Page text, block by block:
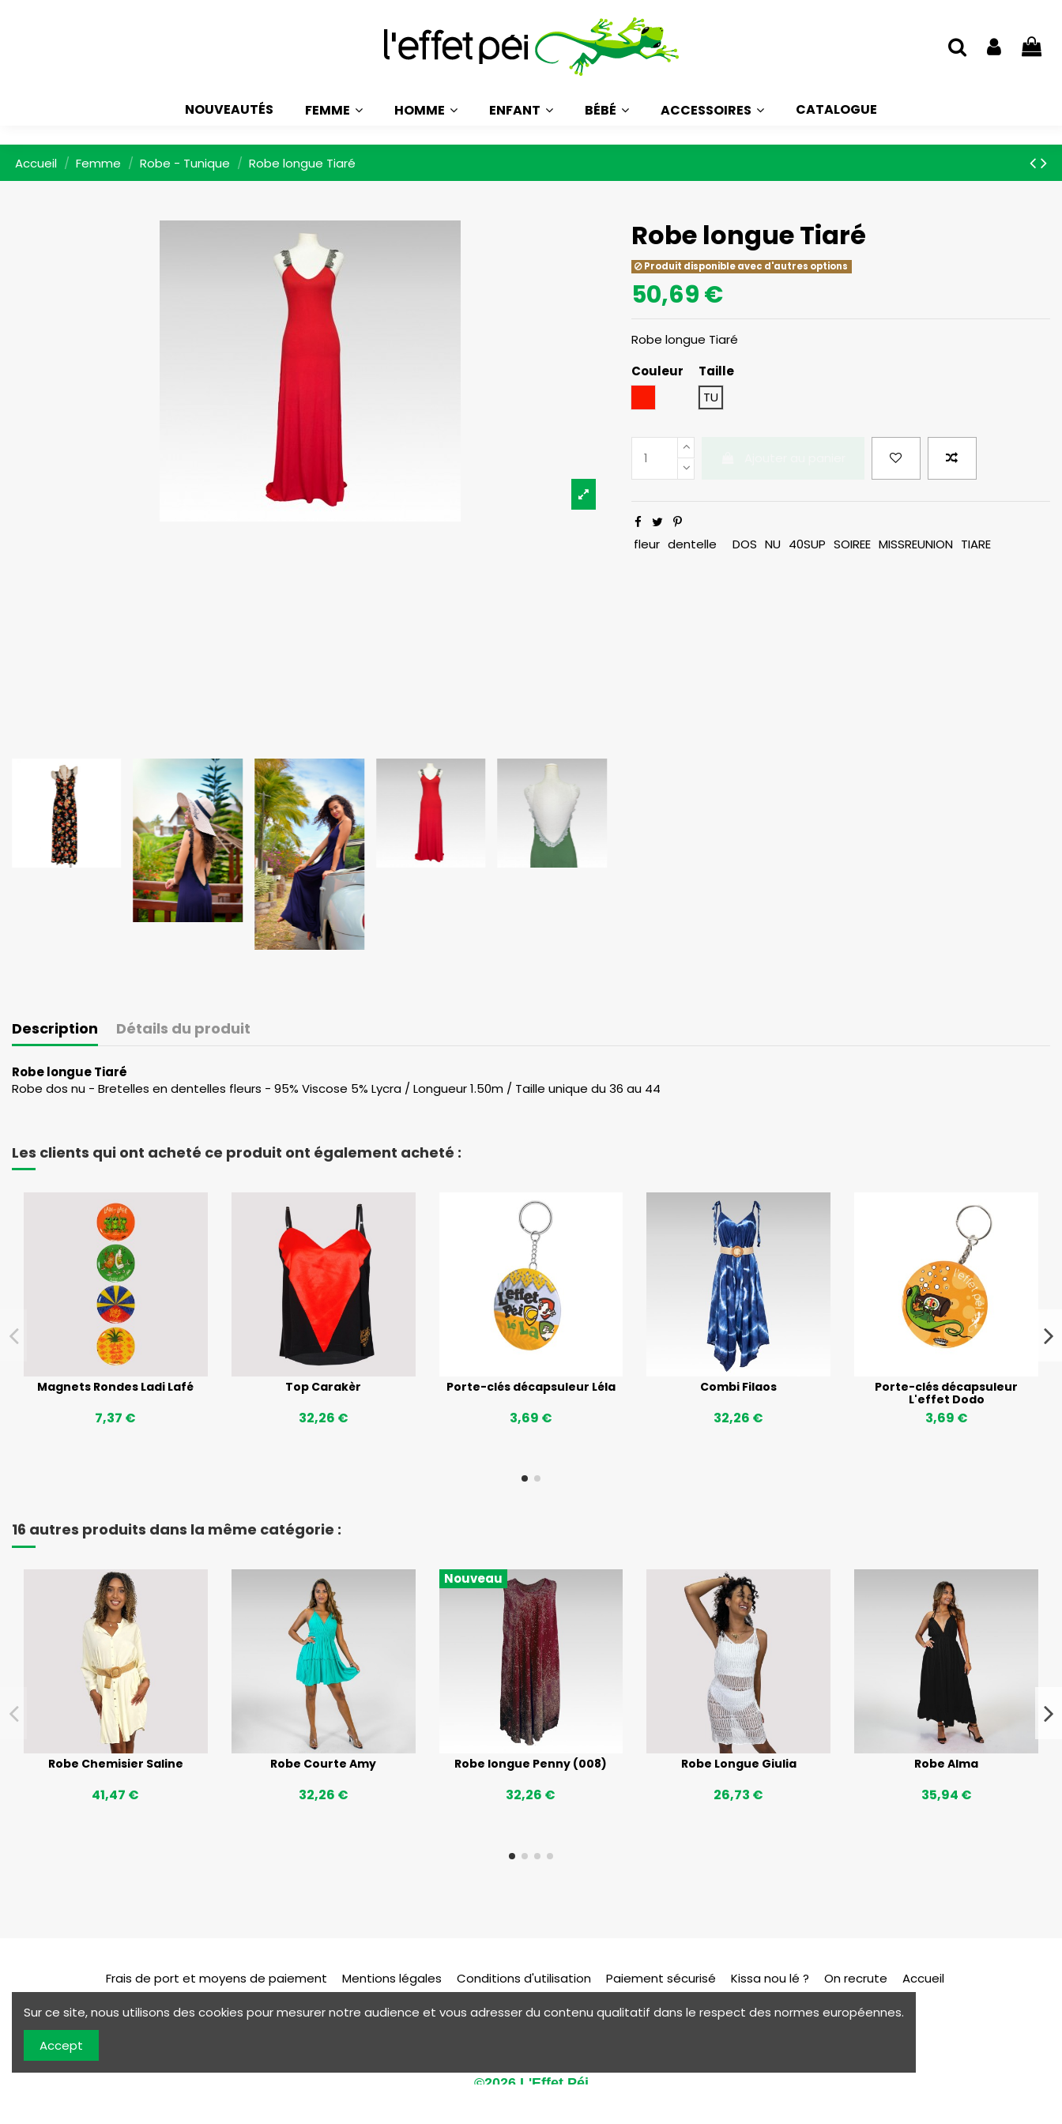
NOUVEAUTÉS FEMME HOMME ENFANT BÉBÉ ACCESSOIRES CATALOGUE
Accueil Femme Robe - Tunique Robe longue Tiaré
Robe longue Tiaré
Produit disponible avec d'autres options
50,69 €
Robe longue Tiaré
Couleur
Taille
TU
fleur dentelle DOS NU 40SUP SOIREE MISSREUNION TIARE
Description Détails du produit
Robe longue Tiaré
Robe dos nu - Bretelles en dentelles fleurs - 95% Viscose 5% Lycra / Longueur 1.50m / Taille unique du 36 au 44
Les clients qui ont acheté ce produit ont également acheté :
Magnets Rondes Ladi Lafé
7,37 €
Top Carakèr
32,26 €
Porte-clés décapsuleur Léla
3,69 €
Combi Filaos
32,26 €
Porte-clés décapsuleur
L'effet Dodo
3,69 €
16 autres produits dans la même catégorie :
Robe Chemisier Saline
41,47 €
Robe Courte Amy
32,26 €
Nouveau
Robe longue Penny (008)
32,26 €
Robe Longue Giulia
26,73 €
Robe Alma
35,94 €
Frais de port et moyens de paiement Mentions légales Conditions d'utilisation Paiement sécurisé Kissa nou lé ? On recrute Accueil
Service client L'effet péi : 0262 55 77 77 eshop@leffet-boutik.re
©2026 L'Effet Péi
Sur ce site, nous utilisons des cookies pour mesurer notre audience et vous adresser du contenu qualitatif dans le respect des normes européennes.
Accept